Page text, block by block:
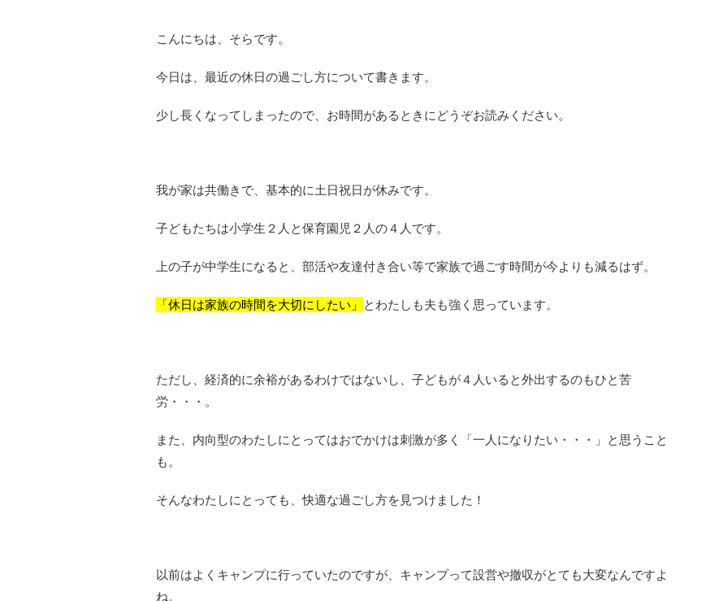
こんにちは、そらです。
今日は、最近の休日の過ごし方について書きます。
少し長くなってしまったので、お時間があるときにどうぞお読みください。
我が家は共働きで、基本的に土日祝日が休みです。
子どもたちは小学生２人と保育園児２人の４人です。
上の子が中学生になると、部活や友達付き合い等で家族で過ごす時間が今よりも減るはず。
「休日は家族の時間を大切にしたい」 とわたしも夫も強く思っています。
ただし、経済的に余裕があるわけではないし、子どもが４人いると外出するのもひと苦
労・・・。
また、内向型のわたしにとってはおでかけは刺激が多く「一人になりたい・・・」と思うこと
も。
そんなわたしにとっても、快適な過ごし方を見つけました！
以前はよくキャンプに行っていたのですが、キャンプって設営や撤収がとても大変なんですよ
ね。